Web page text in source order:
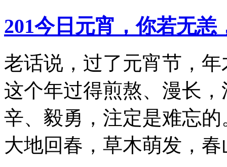
201今日元宵，你若无恙
老话说，过了元宵节，
这个年过得煎熬、漫长
辛、毅勇，注定是难忘
大地回春，草木萌发，